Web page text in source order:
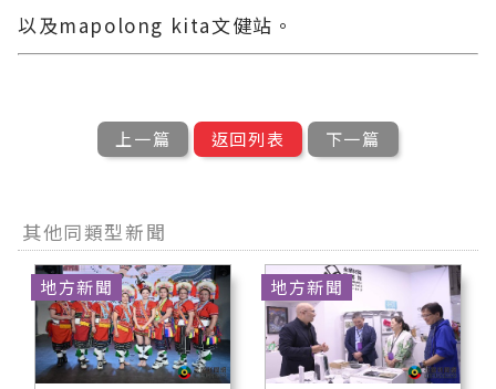
以及mapolong kita文健站。
上一篇 返回列表 下一篇
其他同類型新聞
地方新聞 地方新聞